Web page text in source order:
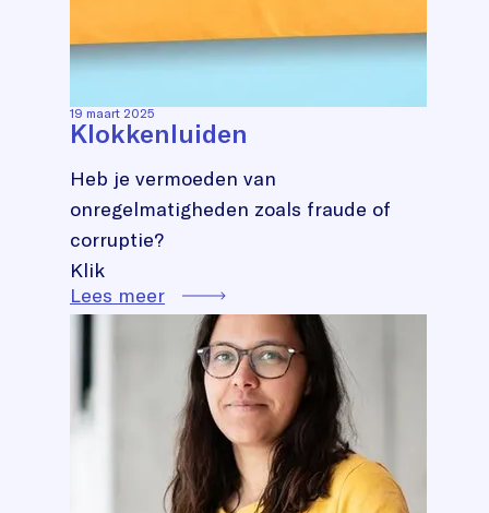
19 maart 2025
Klokkenluiden
Heb je vermoeden van
onregelmatigheden zoals fraude of
corruptie?
Klik
Lees meer